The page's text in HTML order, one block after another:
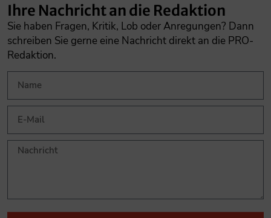
Ihre Nachricht an die Redaktion
Sie haben Fragen, Kritik, Lob oder Anregungen? Dann
schreiben Sie gerne eine Nachricht direkt an die PRO-
Redaktion.